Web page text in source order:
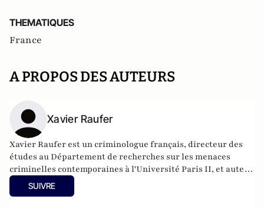
THEMATIQUES
France
A PROPOS DES AUTEURS
Xavier Raufer
Xavier Raufer est un criminologue français, directeur des
études au Département de recherches sur les menaces
criminelles contemporaines à l'Université Paris II, et auteur
de nombreux ouvrages sur le sujet. Dernier en date:
criminalité organisée dans le chaos mondial : mafias,
SUIVRE